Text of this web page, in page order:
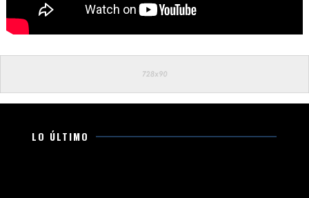
LO ÚLTIMO